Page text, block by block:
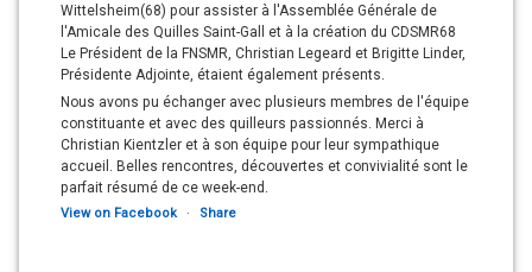
Wittelsheim(68) pour assister à l'Assemblée Générale de
l'Amicale des Quilles Saint-Gall et à la création du CDSMR68
Le Président de la FNSMR, Christian Legeard et Brigitte Linder,
Présidente Adjointe, étaient également présents.
Nous avons pu échanger avec plusieurs membres de l'équipe
constituante et avec des quilleurs passionnés. Merci à
Christian Kientzler et à son équipe pour leur sympathique
accueil. Belles rencontres, découvertes et convivialité sont le
parfait résumé de ce week-end.
View on Facebook · Share